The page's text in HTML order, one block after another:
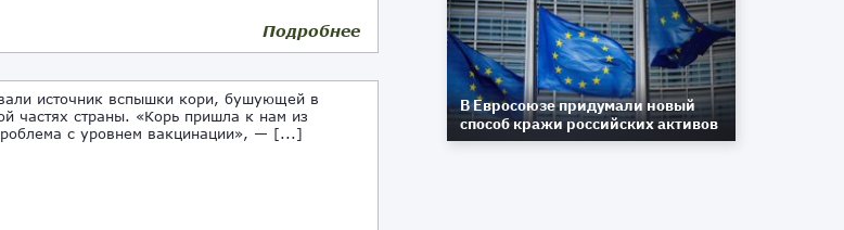
Подробнее
источник вспышки кори, бушующей в
частях страны. «Корь пришла к нам из
с уровнем вакцинации», — [...]
В Евросоюзе придумали новый
способ кражи российских активов